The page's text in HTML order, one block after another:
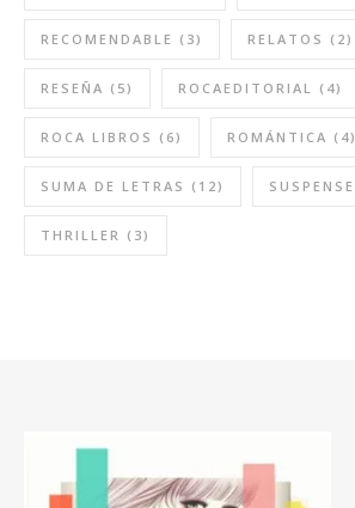
RECOMENDABLE (3) RELATOS (2)
RESEÑA (5) ROCAEDITORIAL (4)
ROCA LIBROS (6) ROMÁNTICA (4)
SUMA DE LETRAS (12) SUSPENSE
THRILLER (3)